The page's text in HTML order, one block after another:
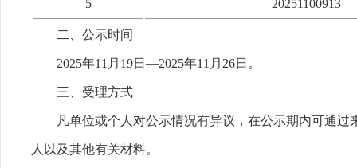
5 20251100913
二、公示时间
2025年11月19日—2025年11月26日。
三、受理方式
凡单位或个人对公示情况有异议，在公示期内可通
人以及其他有关材料。